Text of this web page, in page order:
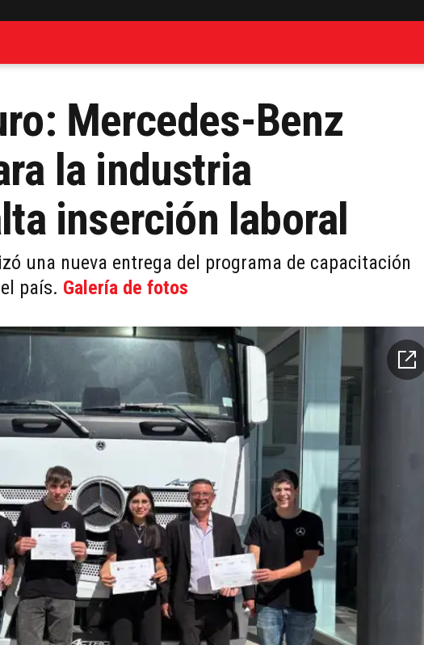
Mercedes-Benz
la industria
inserción laboral
una nueva entrega del programa de capacitación
país. Galería de fotos